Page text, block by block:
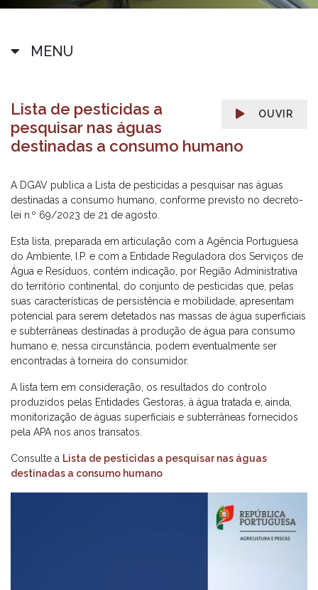
MENU
OUVIR
Lista de pesticidas a
pesquisar nas águas
destinadas a consumo humano
A DGAV publica a Lista de pesticidas a pesquisar nas águas
destinadas a consumo humano, conforme previsto no decreto-
lei n.º 69/2023 de 21 de agosto.
Esta lista, preparada em articulação com a Agência Portuguesa
do Ambiente, I.P. e com a Entidade Reguladora dos Serviços de
Água e Resíduos, contém indicação, por Região Administrativa
do território continental, do conjunto de pesticidas que, pelas
suas características de persistência e mobilidade, apresentam
potencial para serem detetados nas massas de água superficiais
e subterrâneas destinadas à produção de água para consumo
humano e, nessa circunstância, podem eventualmente ser
encontradas à torneira do consumidor.
A lista tem em consideração, os resultados do controlo
produzidos pelas Entidades Gestoras, à água tratada e, ainda,
monitorização de águas superficiais e subterrâneas fornecidos
pela APA nos anos transatos.
Consulte a Lista de pesticidas a pesquisar nas águas
destinadas a consumo humano